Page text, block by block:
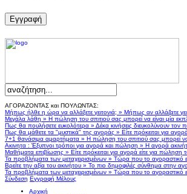
Eγγραφή
ΑΓΟΡΑΖΟΝΤΑΣ και ΠΟΥΛΩΝΤΑΣ:
Μήπως ήλθε η ώρα να αλλάξετε γειτονιά; » Μήπως αν αλλάζατε
Μεγάλα λάθη » Η πώληση του σπιτιού σας μπορεί να είναι μία
Πως θα πουλήσετε ευκολότερα » Δέκα κινήσεις διευκολύνουν
Πως θα μάθετε τα "μυστικά" της αγοράς » Είτε πρόκειται για
7+1 θανάσιμα αμαρτήματα » Η πώληση του σπιτιού σας μπορεί
Ακινητα : Έξυπνοι τρόποι για αγορά και πώληση » Η αγορά
Μαθήματα επιβίωσης » Είτε πρόκειται για αγορά είτε για πώληση το
Τα προβλήματα των μεταχειρισμένων » Τώρα που το αγοραστικό
Βρείτε την αξία του ακινήτου » Το πιο δημοφιλές σύνθημα στην
Τα προβλήματα των μεταχειρισμένων » Τώρα που το αγοραστικό
Σύνδεση Εγγραφή Μέλους
Αρχική